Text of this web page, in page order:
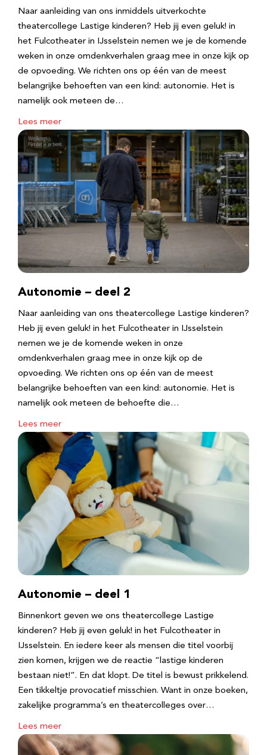
Naar aanleiding van ons inmiddels uitverkochte
theatercollege Lastige kinderen? Heb jij even geluk! in
het Fulcotheater in IJsselstein nemen we je de komende
weken in onze omdenkverhalen graag mee in onze kijk op
de opvoeding. We richten ons op één van de meest
belangrijke behoeften van een kind: autonomie. Het is
namelijk ook meteen de…
Lees meer
Autonomie – deel 2
Naar aanleiding van ons theatercollege Lastige kinderen?
Heb jij even geluk! in het Fulcotheater in IJsselstein
nemen we je de komende weken in onze
omdenkverhalen graag mee in onze kijk op de
opvoeding. We richten ons op één van de meest
belangrijke behoeften van een kind: autonomie. Het is
namelijk ook meteen de behoefte die…
Lees meer
Autonomie – deel 1
Binnenkort geven we ons theatercollege Lastige
kinderen? Heb jij even geluk! in het Fulcotheater in
IJsselstein. En iedere keer als mensen die titel voorbij
zien komen, krijgen we de reactie “lastige kinderen
bestaan niet!”. En dat klopt. De titel is bewust prikkelend.
Een tikkeltje provocatief misschien. Want in onze boeken,
zakelijke programma’s en theatercolleges over…
Lees meer